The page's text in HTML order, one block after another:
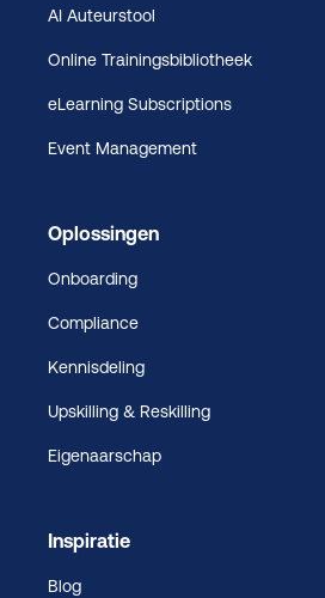
AI Auteurstool
Online Trainingsbibliotheek
eLearning Subscriptions
Event Management
Oplossingen
Onboarding
Compliance
Kennisdeling
Upskilling & Reskilling
Eigenaarschap
Inspiratie
Blog